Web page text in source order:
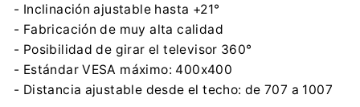
- Inclinación ajustable hasta +21°
- Fabricación de muy alta calidad
- Posibilidad de girar el televisor 360°
- Estándar VESA máximo: 400x400
- Distancia ajustable desde el techo: de 707 a 1007